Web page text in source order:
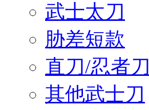
武士太刀
胁差短款
直刀/忍者刀
其他武士刀